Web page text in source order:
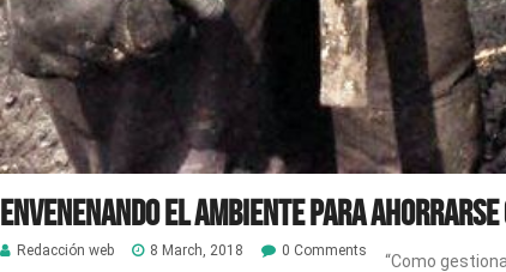
Envenenando el ambiente para
Redacción web 8 March, 2018 0 Comments
“Como